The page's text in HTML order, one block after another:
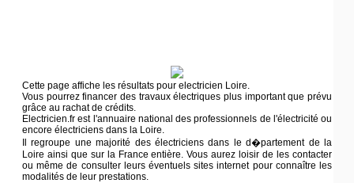
Cette page affiche les résultats pour electricien Loire.
Vous pourrez financer des travaux électriques plus important que prévu
grâce au rachat de crédits.
Electricien.fr est l'annuaire national des professionnels de l'électricité ou
encore électriciens dans la Loire.
Il regroupe une majorité des électriciens dans le d�partement de la
Loire ainsi que sur la France entière. Vous aurez loisir de les contacter
ou même de consulter leurs éventuels sites internet pour connaître les
modalités de leur prestations.